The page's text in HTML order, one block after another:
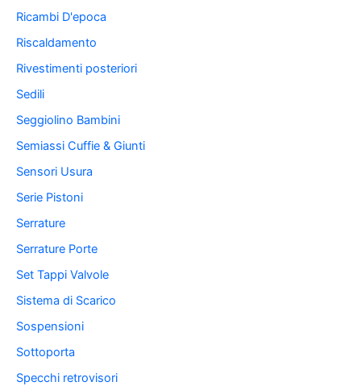
Ricambi D'epoca
Riscaldamento
Rivestimenti posteriori
Sedili
Seggiolino Bambini
Semiassi Cuffie & Giunti
Sensori Usura
Serie Pistoni
Serrature
Serrature Porte
Set Tappi Valvole
Sistema di Scarico
Sospensioni
Sottoporta
Specchi retrovisori